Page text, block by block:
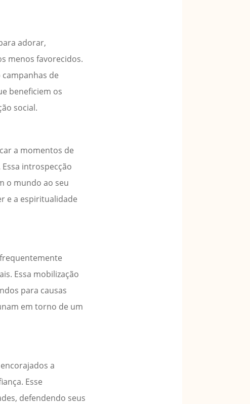
adorar,
menos favorecidos.
de
beneficiem os
social.
a momentos de
introspecção
o mundo ao seu
e a espiritualidade
Essa mobilização
para causas
em torno de um
a
Esse
defendendo seus